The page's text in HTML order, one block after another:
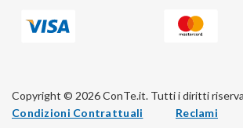
Copyright © 2026 ConTe.it. Tutti i diritti
Condizioni Contrattuali
Reclami